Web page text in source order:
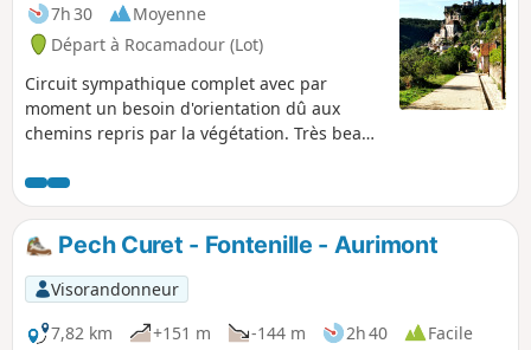
7h 30
Moyenne
Départ à Rocamadour (Lot)
Circuit sympathique complet avec par
moment un besoin d'orientation dû aux
chemins repris par la végétation. Très beaux
pas manquer.
Pech Curet - Fontenille - Aurimont
Visorandonneur
7,82 km
+151 m -144 m 2h 40
Facile